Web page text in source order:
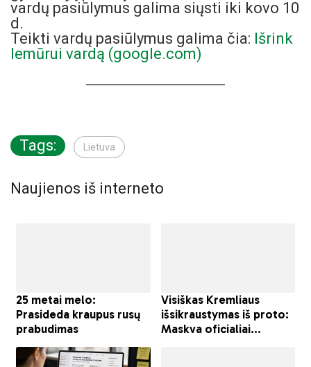
vardų pasiūlymus galima siųsti iki kovo 10
d.
Teikti vardų pasiūlymus galima čia: Išrink
lemūrui vardą (google.com)
Tags: Lietuva
Naujienos iš interneto